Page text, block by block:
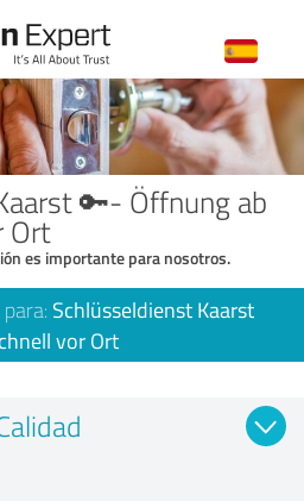
🔑- Öffnung ab
Ort
es importante para nosotros.
Schlüsseldienst Kaarst
vor Ort